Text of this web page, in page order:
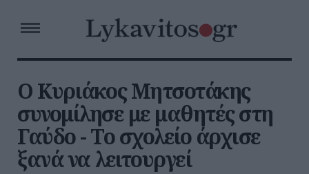
Ο Κυριάκος Μητσοτάκης
συνομίλησε με μαθητές στη
Γαύδο - Το σχολείο άρχισε
ξανά να λειτουργεί